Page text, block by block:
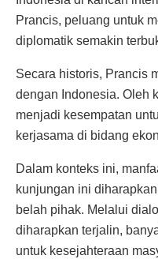
Prancis, peluang untuk
diplomatik semakin
Secara historis, Prancis
dengan Indonesia. Oleh
menjadi kesempatan
kerjasama di bidang
Dalam konteks ini,
kunjungan ini
belah pihak. Melalui
diharapkan terjalin,
untuk kesejahteraan